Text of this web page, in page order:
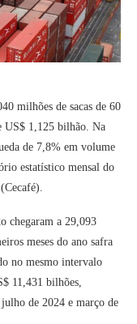
milhões de sacas de 60
US$ 1,125 bilhão. Na
de 7,8% em volume
estatístico mensal do
chegaram a 29,093
meses do ano safra
no mesmo intervalo
11,431 bilhões,
de 2024 e março de